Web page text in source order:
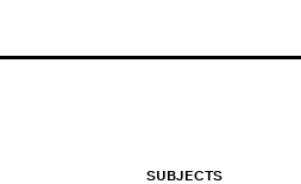
SUBJECTS